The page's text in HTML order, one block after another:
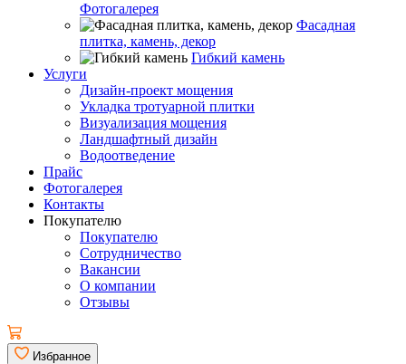
Фотогалерея
Фасадная
плитка, камень, декор
Гибкий камень
Услуги
Дизайн-проект мощения
Укладка тротуарной плитки
Визуализация мощения
Ландшафтный дизайн
Водоотведение
Прайс
Фотогалерея
Контакты
Покупателю
Покупателю
Сотрудничество
Вакансии
О компании
Отзывы
Избранное